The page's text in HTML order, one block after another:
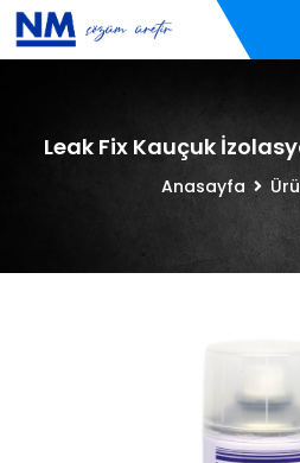
Leak Fix Kauçuk
Anasayfa